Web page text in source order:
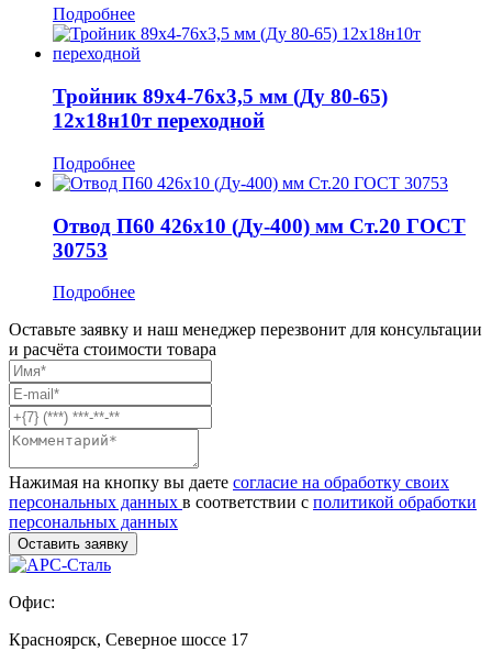
Подробнее
Тройник 89x4-76x3,5 мм (Ду 80-65)
12х18н10т переходной
Подробнее
Отвод П60 426x10 (Ду-400) мм Ст.20 ГОСТ
30753
Подробнее
Оставьте заявку и наш менеджер перезвонит для консультации
и расчёта стоимости товара
Нажимая на кнопку вы даете согласие на обработку своих
персональных данных в соответствии с политикой обработки
персональных данных
Офис:
Красноярск, Северное шоссе 17